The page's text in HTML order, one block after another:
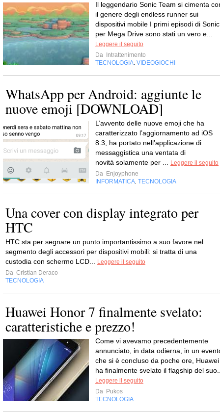
Il leggendario Sonic Team si cimenta
il genere degli endless runner sui
dispositivi mobile I primi episodi di Sonic
per Mega Drive sono stati un vero e...
Leggere il seguito
Da
Intrattenimento
TECNOLOGIA VIDEOGIOCHI
WhatsApp per Android: aggiunte le
nuove emoji [DOWNLOAD]
L’avvento delle nuove emoji che ha
caratterizzato l’aggiornamento ad iOS
8.3, ha portato nell’applicazione di
messaggistica una ventata di
novità solamente per ...
Leggere il seguito
Da Enjoyphone
INFORMATICA TECNOLOGIA
Una cover con display integrato per
HTC
HTC sta per segnare un punto importantissimo a suo favore nel
segmento degli accessori per dispositivi mobili: si tratta di una
custodia con schermo LCD...
Leggere il seguito
Da Cristian Deraco
TECNOLOGIA
Huawei Honor 7 finalmente svelato:
caratteristiche e prezzo!
Come vi avevamo precedentemente
annunciato, in data odierna, in un
che si è concluso da poche ore, Huawei
ha finalmente svelato il flagship del
Leggere il seguito
Da Pukos
TECNOLOGIA